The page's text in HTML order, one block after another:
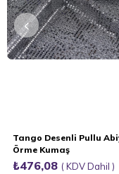
Tango Desenli Pullu
Örme Kumaş
₺476,08 KDV Dahil